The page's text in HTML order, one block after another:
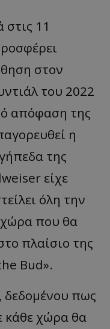
11
στον
του 2022
απόφαση της
η
της
είχε
όλη την
που θα
πλαίσιο της
Bud».
δεδομένου πως
κάθε χώρα θα